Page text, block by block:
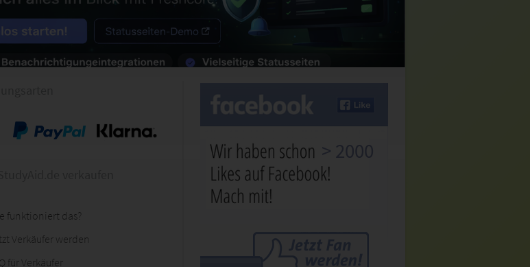
funktioniert das?
Verkäufer werden
für Verkäufer
> 2000